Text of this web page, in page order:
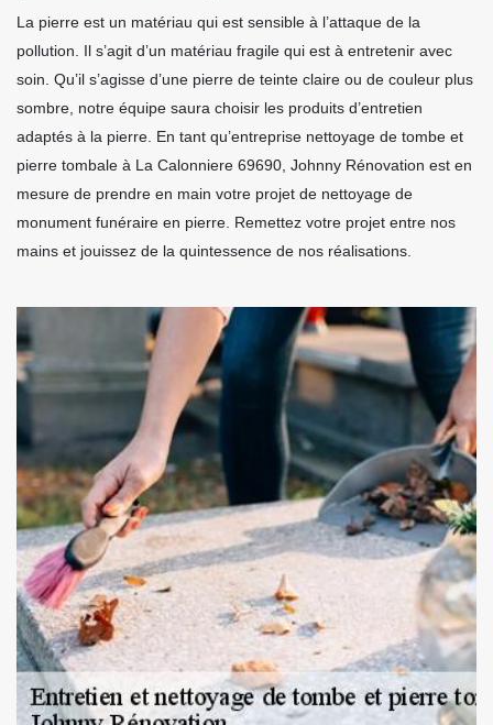
La pierre est un matériau qui est sensible à l’attaque de la
pollution. Il s’agit d’un matériau fragile qui est à entretenir avec
soin. Qu’il s’agisse d’une pierre de teinte claire ou de couleur plus
sombre, notre équipe saura choisir les produits d’entretien
adaptés à la pierre. En tant qu’entreprise nettoyage de tombe et
pierre tombale à La Calonniere 69690, Johnny Rénovation est en
mesure de prendre en main votre projet de nettoyage de
monument funéraire en pierre. Remettez votre projet entre nos
mains et jouissez de la quintessence de nos réalisations.